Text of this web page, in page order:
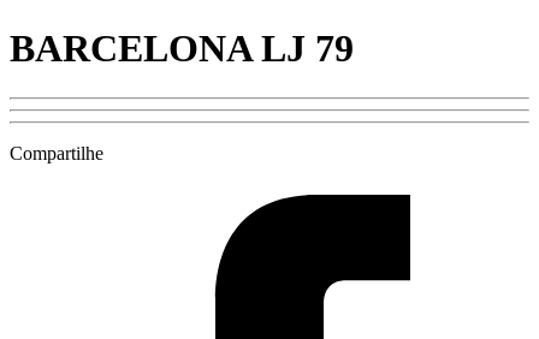
BARCELONA LJ 79
Compartilhe